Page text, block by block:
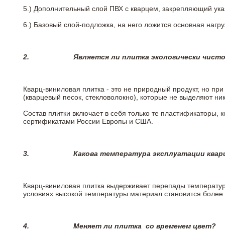
5.) Дополнительный слой ПВХ с кварцем, закрепляющий
6.) Базовый слой-подложка, на него ложится основная
2. Является ли плитка экологически
Кварц-виниловая плитка - это не природный продукт, но
(кварцевый песок, стекловолокно), которые не выделяют
Состав плитки включает в себя только те
сертификатами России Европы и США.
3. Какова температура эксплуатации
Кварц-виниловая плитка выдерживает перепады
условиях высокой температуры материал становится
4. Меняет ли плитка со временем цвет?